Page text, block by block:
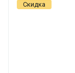
Скидка